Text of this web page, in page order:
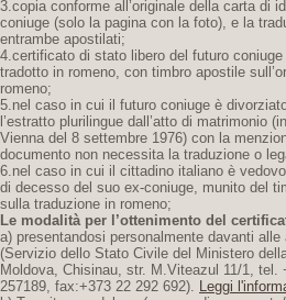
3.copia conforme all’originale della carta di
coniuge (solo la pagina con la foto), e la
entrambe apostilati;
4.certificato di stato libero del futuro
tradotto in romeno, con timbro apostile
romeno;
5.nel caso in cui il futuro coniuge è
l’estratto plurilingue dall’atto di matrimonio
Vienna del 8 settembre 1976) con la
documento non necessita la traduzione o
6.nel caso in cui il cittadino italiano è
di decesso del suo ex-coniuge, munito del
sulla traduzione in romeno;
Le modalità per l’ottenimento del
a) presentandosi personalmente davanti
(Servizio dello Stato Civile del Ministero
Moldova, Chisinau, str. M.Viteazul 11/1, tel.
257189, fax:+373 22 292 692). Leggi